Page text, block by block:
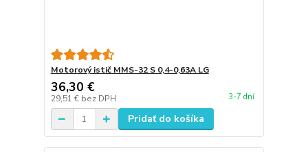
Motorový istič MMS-32 S 0,4-0,63A LG
36,30 €
29,51 € bez DPH 3-7 dní
Pridať do košíka